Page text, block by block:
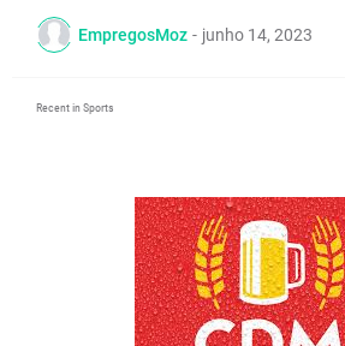
EmpregosMoz - junho 14, 2023
Recent in Sports